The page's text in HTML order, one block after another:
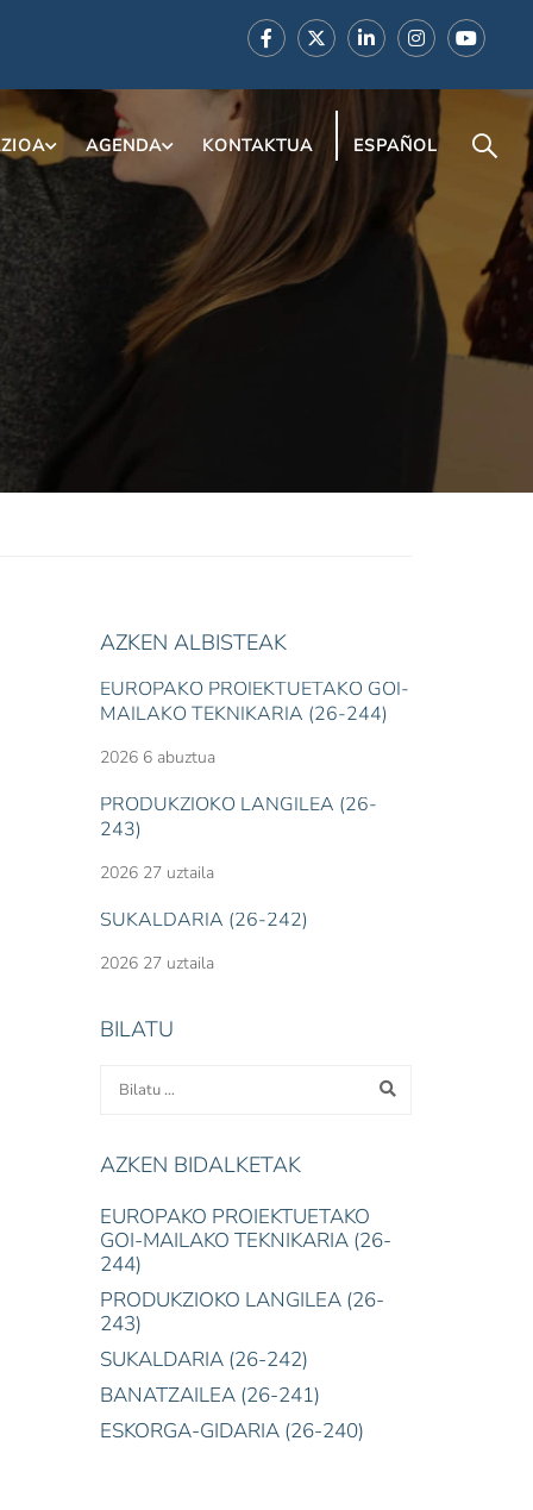
AGENDA KONTAKTUA ESPAÑOL
AZKEN ALBISTEAK
EUROPAKO PROIEKTUETAKO GOI-
MAILAKO TEKNIKARIA (26-244)
2026 6 abuztua
PRODUKZIOKO LANGILEA (26-
243)
2026 27 uztaila
SUKALDARIA (26-242)
2026 27 uztaila
BILATU
AZKEN BIDALKETAK
EUROPAKO PROIEKTUETAKO
GOI-MAILAKO TEKNIKARIA (26-
244)
PRODUKZIOKO LANGILEA (26-
243)
SUKALDARIA (26-242)
BANATZAILEA (26-241)
ESKORGA-GIDARIA (26-240)